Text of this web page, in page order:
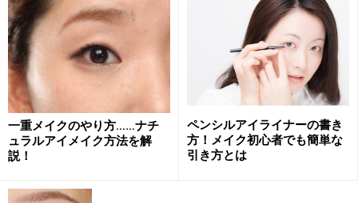
■STEP2
扇状を意識して、マスカラを塗る
■STEP3
イラストの様にあごを130度ぐらいに上げ、ドライヤー
を顔と水平になるように持ち、まつ毛に向かって温風
こうするとマスカラがしっかり乾き、カールの持ちも断
一重メイクのやり方……ナチ
ュラルアイメイク方法を解
説！
ペンシルアイライナーの書き
方！メイク初心者でも簡単な
引き方とは